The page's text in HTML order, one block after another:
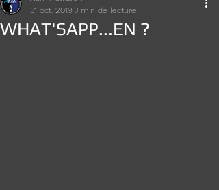
WHAT'SAPP...EN ?
31 oct. 20193 min de lecture